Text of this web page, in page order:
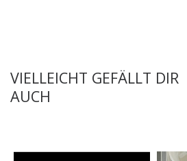
VIELLEICHT GEFÄLLT DIR
AUCH